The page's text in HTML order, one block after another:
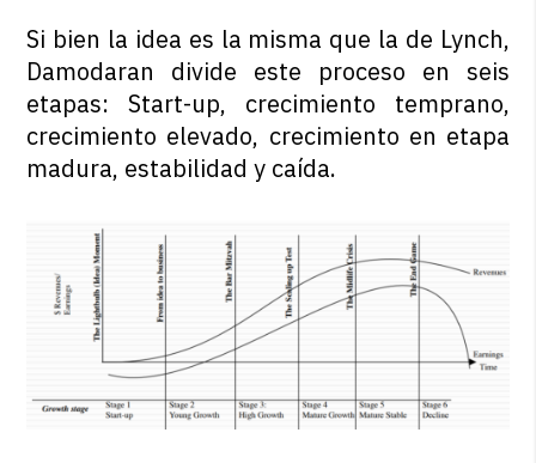
Si bien la idea es la misma que la de Lynch,
Damodaran divide este proceso en seis
etapas: Start-up, crecimiento temprano,
crecimiento elevado, crecimiento en etapa
madura, estabilidad y caída.